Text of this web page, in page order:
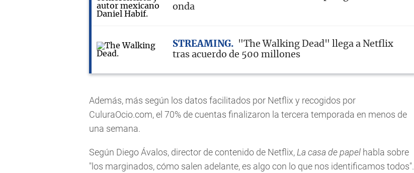
onda
STREAMING
"The Walking Dead" llega a Netflix
tras acuerdo de 500 millones
Además, más según los datos facilitados por Netflix y recogidos por
CuluraOcio.com, el 70% de cuentas finalizaron la tercera temporada en menos de
una semana.
Según Diego Ávalos, director de contenido de Netflix, La casa de papel habla sobre
"los marginados, cómo salen adelante, es algo con lo que nos identificamos todos".